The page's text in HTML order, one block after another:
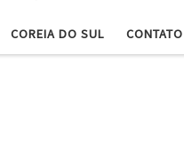
COREIA DO SUL CONTATO